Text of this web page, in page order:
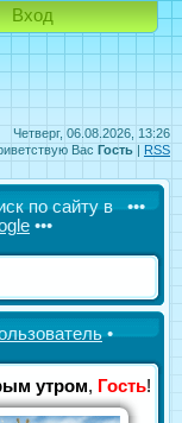
Четверг, 06.08.2026, 13:26
Вас Гость | RSS
Вход
по сайту в •••
•••
•
утром, Гость!